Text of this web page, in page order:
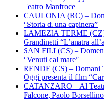
Teatro Manfroce
CAULONIA (RC) –
“Storia di una capinera”
LAMEZIA TERME (CZ)
Grandinetti “L’anatra
SAN FILI (CS) –
“Venuti dal mare”
RENDE (CS) – Domani
Oggi presenta il film
CATANZARO – Al
Falcone, Paolo